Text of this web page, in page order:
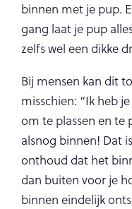
binnen met je pup.
gang laat je pup
zelfs wel een dikke
Bij mensen kan dit
misschien: “Ik heb
om te plassen en te
alsnog binnen! Dat
onthoud dat het
dan buiten voor je
binnen eindelijk